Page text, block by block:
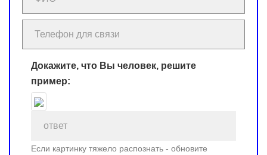
Докажите, что Вы человек, решите
пример:
Если картинку тяжело распознать - обновите